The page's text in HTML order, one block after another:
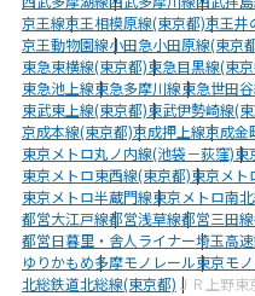
京王線京王相模原線(東京都)京王井
京王動物園線小田急小田原線(東京
東急東横線(東京都)東急目黒線(東
東急池上線東急多摩川線東急世田
東武東上線(東京都)東武伊勢崎線(
京成本線(東京都)京成押上線京成金
東京メトロ丸ノ内線(池袋－荻窪)東
東京メトロ東西線(東京都)東京メト
東京メトロ半蔵門線東京メトロ南
都営大江戸線都営浅草線都営三田線
都営日暮里・舎人ライナー埼玉高
ゆりかもめ多摩モノレール東京モ
北総鉄道北総線(東京都) ＪＲ上野